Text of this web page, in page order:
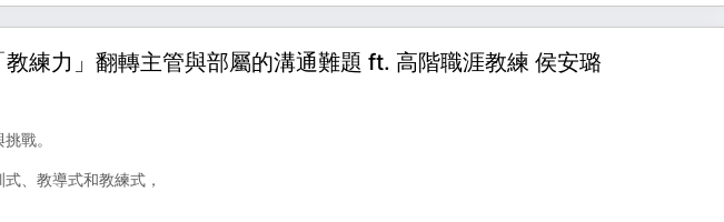
練力」翻轉主管與部屬的溝通難題 ft. 高階職涯教練 侯安璐
戰。
、教導式和教練式，